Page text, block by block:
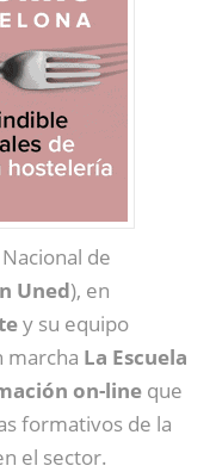
de
Uned), en
y su equipo
marcha La Escuela
on-line que
formativos de la
el sector.